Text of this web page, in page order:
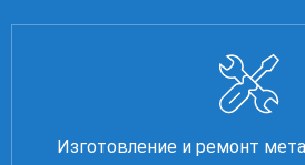
Изготовление и ремонт